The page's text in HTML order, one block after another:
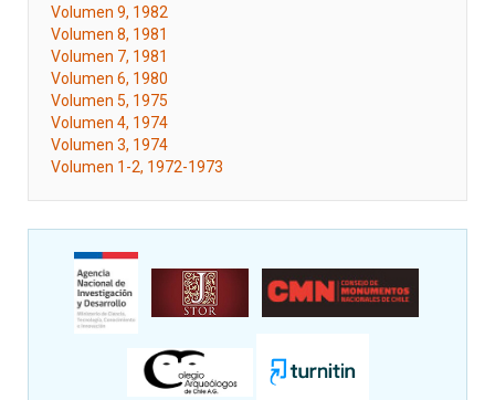
Volumen 9, 1982
Volumen 8, 1981
Volumen 7, 1981
Volumen 6, 1980
Volumen 5, 1975
Volumen 4, 1974
Volumen 3, 1974
Volumen 1-2, 1972-1973